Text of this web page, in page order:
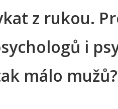
z rukou.
i
málo mužů?